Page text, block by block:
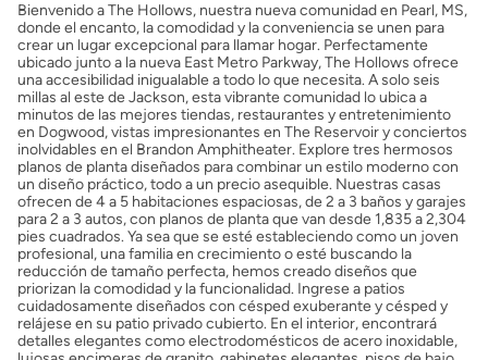
Bienvenido a The Hollows, nuestra nueva comunidad en Pearl, MS,
donde el encanto, la comodidad y la conveniencia se unen para
crear un lugar excepcional para llamar hogar. Perfectamente
ubicado junto a la nueva East Metro Parkway, The Hollows ofrece
una accesibilidad inigualable a todo lo que necesita. A solo seis
millas al este de Jackson, esta vibrante comunidad lo ubica a
minutos de las mejores tiendas, restaurantes y entretenimiento
en Dogwood, vistas impresionantes en The Reservoir y conciertos
inolvidables en el Brandon Amphitheater. Explore tres hermosos
planos de planta diseñados para combinar un estilo moderno con
un diseño práctico, todo a un precio asequible. Nuestras casas
ofrecen de 4 a 5 habitaciones espaciosas, de 2 a 3 baños y garajes
para 2 a 3 autos, con planos de planta que van desde 1,835 a 2,304
pies cuadrados. Ya sea que se esté estableciendo como un joven
profesional, una familia en crecimiento o esté buscando la
reducción de tamaño perfecta, hemos creado diseños que
priorizan la comodidad y la funcionalidad. Ingrese a patios
cuidadosamente diseñados con césped exuberante y césped y
relájese en su patio privado cubierto. En el interior, encontrará
detalles elegantes como electrodomésticos de acero inoxidable,